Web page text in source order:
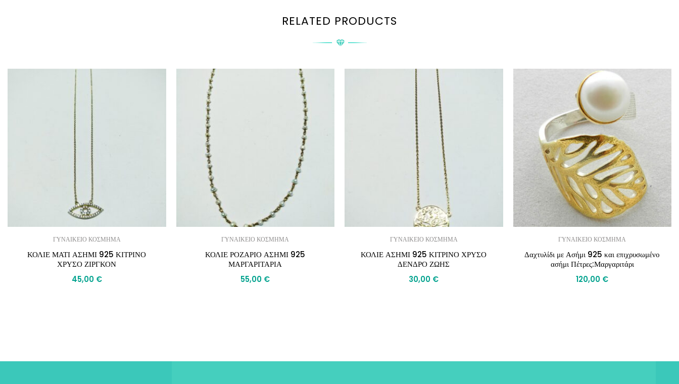
RELATED PRODUCTS
ΓΥΝΑΙΚΕΙΟ ΚΟΣΜΗΜΑ
ΚΟΛΙΕ ΜΑΤΙ ΑΣΗΜΙ 925 ΚΙΤΡΙΝΟ
ΧΡΥΣΟ ΖΙΡΓΚΟΝ
45,00 €
ΓΥΝΑΙΚΕΙΟ ΚΟΣΜΗΜΑ
ΚΟΛΙΕ ΡΟΖΑΡΙΟ ΑΣΗΜΙ 925
ΜΑΡΓΑΡΙΤΑΡΙΑ
55,00 €
ΓΥΝΑΙΚΕΙΟ ΚΟΣΜΗΜΑ
ΚΟΛΙΕ ΑΣΗΜΙ 925 ΚΙΤΡΙΝΟ ΧΡΥΣΟ
ΔΕΝΔΡΟ ΖΩΗΣ
30,00 €
ΓΥΝΑΙΚΕΙΟ ΚΟΣΜΗΜΑ
Δαχτυλίδι με Ασήμι 925 και επιχρυσωμένο
ασήμι Πέτρες:Μαργαριτάρι
120,00 €